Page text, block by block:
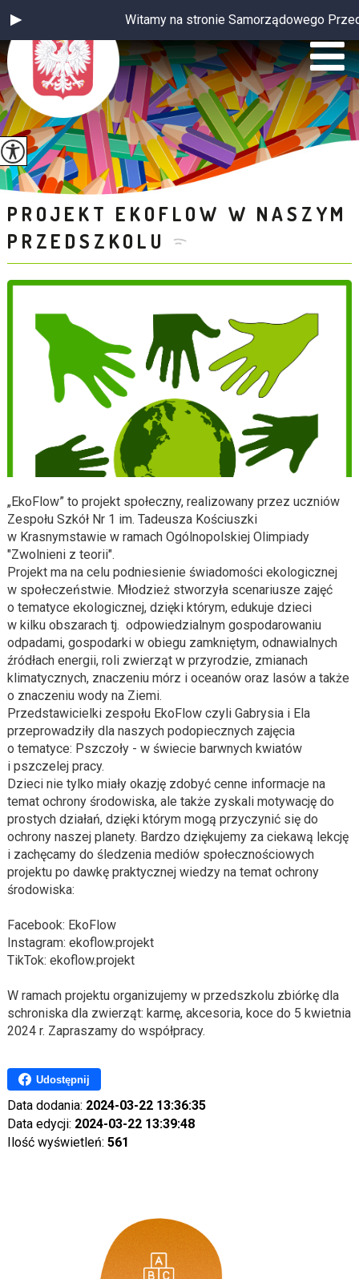
Witamy na stronie Samorządowego
PROJEKT EKOFLOW W NASZYM
PRZEDSZKOLU
„EkoFlow” to projekt społeczny, realizowany przez uczniów
Zespołu Szkół Nr 1 im. Tadeusza Kościuszki
w Krasnymstawie w ramach Ogólnopolskiej Olimpiady
"Zwolnieni z teorii".
Projekt ma na celu podniesienie świadomości ekologicznej
w społeczeństwie. Młodzież stworzyła scenariusze zajęć
o tematyce ekologicznej, dzięki którym, edukuje dzieci
w kilku obszarach tj. odpowiedzialnym gospodarowaniu
odpadami, gospodarki w obiegu zamkniętym, odnawialnych
źródłach energii, roli zwierząt w przyrodzie, zmianach
klimatycznych, znaczeniu mórz i oceanów oraz lasów a także
o znaczeniu wody na Ziemi.
Przedstawicielki zespołu EkoFlow czyli Gabrysia i Ela
przeprowadziły dla naszych podopiecznych zajęcia
o tematyce: Pszczoły - w świecie barwnych kwiatów
i pszczelej pracy.
Dzieci nie tylko miały okazję zdobyć cenne informacje na
temat ochrony środowiska, ale także zyskali motywację do
prostych działań, dzięki którym mogą przyczynić się do
ochrony naszej planety. Bardzo dziękujemy za ciekawą lekcję
i zachęcamy do śledzenia mediów społecznościowych
projektu po dawkę praktycznej wiedzy na temat ochrony
środowiska:
Facebook: EkoFlow
Instagram: ekoflow.projekt
TikTok: ekoflow.projekt
W ramach projektu organizujemy w przedszkolu zbiórkę dla
schroniska dla zwierząt: karmę, akcesoria, koce do 5 kwietnia
2024 r. Zapraszamy do współpracy.
Udostępnij
Data dodania: 2024-03-22 13:36:35
Data edycji: 2024-03-22 13:39:48
Ilość wyświetleń: 561